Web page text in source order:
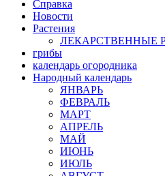
Справка
Новости
Растения
ЛЕКАРСТВЕННЫЕ
грибы
календарь огородника
Народный календарь
ЯНВАРЬ
ФЕВРАЛЬ
МАРТ
АПРЕЛЬ
МАЙ
ИЮНЬ
ИЮЛЬ